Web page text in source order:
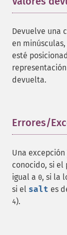
Devuelve una
en
esté
devuelta.
Errores/
Una excepción
conocido, si el
igual a 0, si la
si el salt es
4).